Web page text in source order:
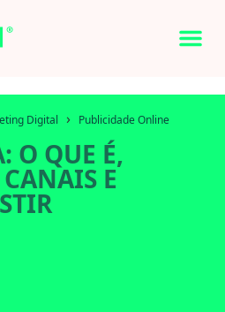
Digital › Publicidade Online
O QUE É,
E